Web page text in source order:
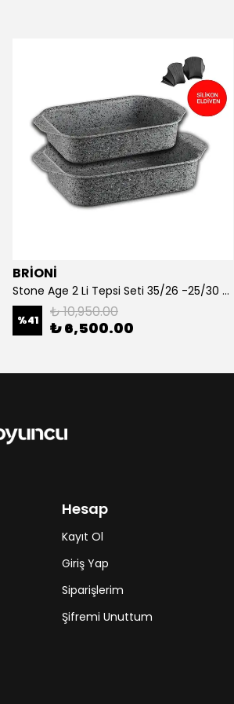
BRİONİ
Stone Age 2 Li Tepsi Seti 35/26 -25/30 cm
%41 ₺ 10,950.00
₺ 6,500.00
Hesap
Kayıt Ol
Giriş Yap
Siparişlerim
Şifremi Unuttum